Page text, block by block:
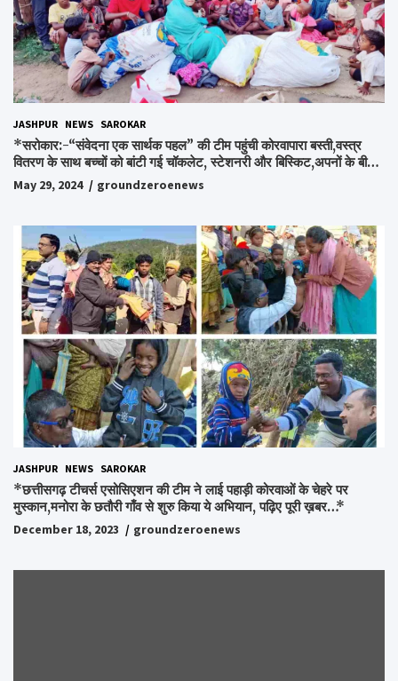
JASHPUR NEWS SAROKAR
*सरोकार:-“संवेदना एक सार्थक पहल” की टीम पहुंची कोरवापारा बस्ती,वस्त्र
वितरण के साथ बच्चों को बांटी गई चॉकलेट, स्टेशनरी और बिस्किट,अपनों के बीच
अपनों को पाकर भाव विभोर हुए लोग,संवेदना समूह के संस्थापक स्व.विश्वबंधु को
किया गया याद,समाजसेवी और समूह के लोगों ने रखी अपनी राय,कहा स्व.शर्मा के
May 29, 2024 groundzeroenews
JASHPUR NEWS SAROKAR
*छत्तीसगढ़ टीचर्स एसोसिएशन की टीम ने लाई पहाड़ी कोरवाओं के चेहरे पर
मुस्कान,मनोरा के छतौरी गाँव से शुरु किया ये अभियान, पढ़िए पूरी ख़बर…*
December 18, 2023 groundzeroenews